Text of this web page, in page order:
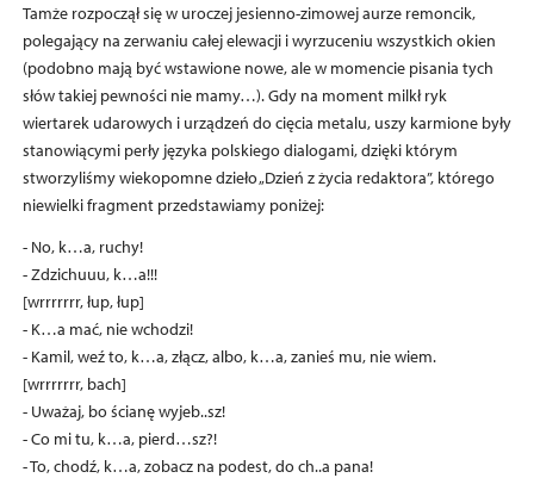
Tamże rozpoczął się w uroczej jesienno-zimowej aurze remoncik,
polegający na zerwaniu całej elewacji i wyrzuceniu wszystkich okien
(podobno mają być wstawione nowe, ale w momencie pisania tych
słów takiej pewności nie mamy…). Gdy na moment milkł ryk
wiertarek udarowych i urządzeń do cięcia metalu, uszy karmione były
stanowiącymi perły języka polskiego dialogami, dzięki którym
stworzyliśmy wiekopomne dzieło „Dzień z życia redaktora”, którego
niewielki fragment przedstawiamy poniżej:
- No, k…a, ruchy!
- Zdzichuuu, k…a!!!
[wrrrrrrr, łup, łup]
- K…a mać, nie wchodzi!
- Kamil, weź to, k…a, złącz, albo, k…a, zanieś mu, nie wiem.
[wrrrrrrr, bach]
- Uważaj, bo ścianę wyjeb..sz!
- Co mi tu, k…a, pierd…sz?!
- To, chodź, k…a, zobacz na podest, do ch..a pana!